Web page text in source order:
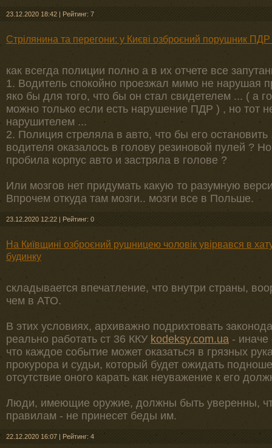
23.12.2020 18:42 | Рейтинг: 7
Стрілянина та перегони: у Києві озброєний порушник ПДР
как всегда полиции полно а в их отчете все
1. Водитель спокойно проезжал мимо не нарушая
яко бы для того, что бы он стал свидетелем ... ( а
можно только если есть нарушение ПДР ) , но тот
нарушителем ...
2. Полиция стреляла в авто, что бы его
водителя оказалось в голову резиновой пулей ?
пробила корпус авто и застряла в голове ?
Или мозгов нет придумать какую то разумную
Впрочем откуда там мозги.. мозги все в Польше.
23.12.2020 12:22 | Рейтинг: 0
На Київщині озброєний рушницею чоловік увірвався в
будинку
складывается впечатление, что внутри страны,
чем в АТО.
В этих условиях, архиважно подрихтовать
реально работать ст 36 ККУ kodeksy.com.ua -
что каждое событие может оказаться в грязных
прокурора и судьи, который будет ожидать
отсутствие оного карать как неуважение к его
Люди, имеющие оружие, должны быть уверенны,
правилам - не принесет беды им.
22.12.2020 16:07 | Рейтинг: 4